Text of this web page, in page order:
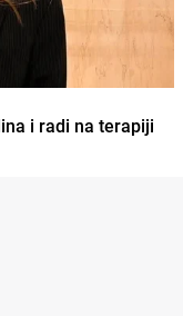
i radi na terapiji